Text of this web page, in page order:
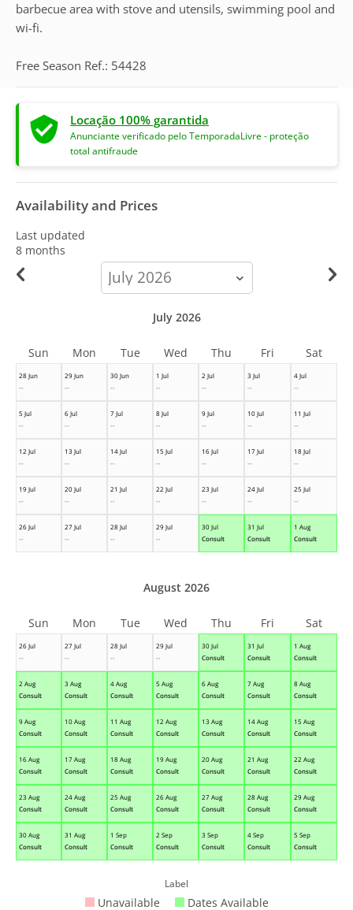
barbecue area with stove and utensils, swimming pool and
wi-fi.
Free Season Ref.: 54428
Locação 100% garantida
Anunciante verificado pelo TemporadaLivre - proteção
total antifraude
Availability and Prices
Last updated
8 months
calendar-
month
28 Jun
--
29 Jun
--
30 Jun
--
1 Jul
--
2 Jul
--
3 Jul
--
4 Jul
--
5 Jul
--
6 Jul
--
7 Jul
--
8 Jul
--
9 Jul
--
10 Jul
--
11 Jul
--
12 Jul
--
13 Jul
--
14 Jul
--
15 Jul
--
16 Jul
--
17 Jul
--
18 Jul
--
19 Jul
--
20 Jul
--
21 Jul
--
22 Jul
--
23 Jul
--
24 Jul
--
25 Jul
--
26 Jul
--
27 Jul
--
28 Jul
--
29 Jul
--
30 Jul
Consult
31 Jul
Consult
1 Aug
Consult
July 2026
Sun Mon Tue Wed Thu Fri Sat
26 Jul
--
27 Jul
--
28 Jul
--
29 Jul
--
30 Jul
Consult
31 Jul
Consult
1 Aug
Consult
2 Aug
Consult
3 Aug
Consult
4 Aug
Consult
5 Aug
Consult
6 Aug
Consult
7 Aug
Consult
8 Aug
Consult
9 Aug
Consult
10 Aug
Consult
11 Aug
Consult
12 Aug
Consult
13 Aug
Consult
14 Aug
Consult
15 Aug
Consult
16 Aug
Consult
17 Aug
Consult
18 Aug
Consult
19 Aug
Consult
20 Aug
Consult
21 Aug
Consult
22 Aug
Consult
23 Aug
Consult
24 Aug
Consult
25 Aug
Consult
26 Aug
Consult
27 Aug
Consult
28 Aug
Consult
29 Aug
Consult
30 Aug
Consult
31 Aug
Consult
1 Sep
Consult
2 Sep
Consult
3 Sep
Consult
4 Sep
Consult
5 Sep
Consult
August 2026
Sun Mon Tue Wed Thu Fri Sat
Label
Unavailable Dates Available